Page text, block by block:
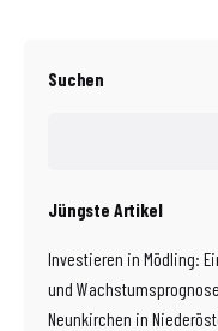
Suchen
Jüngste Artikel
Investieren in Mödling:
und
Neunkirchen in